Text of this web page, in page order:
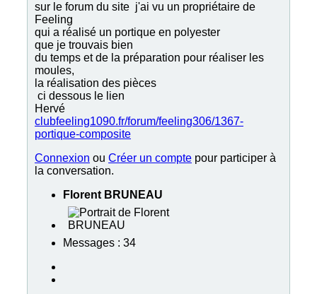
sur le forum du site j'ai vu un propriétaire de
Feeling
qui a réalisé un portique en polyester
que je trouvais bien
du temps et de la préparation pour réaliser les
moules,
la réalisation des pièces
ci dessous le lien
Hervé
clubfeeling1090.fr/forum/feeling306/1367-
portique-composite
Connexion ou Créer un compte pour participer à
la conversation.
Florent BRUNEAU
Messages : 34